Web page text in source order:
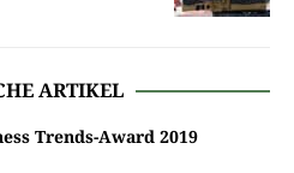
ARTIKEL
Trends-Award 2019